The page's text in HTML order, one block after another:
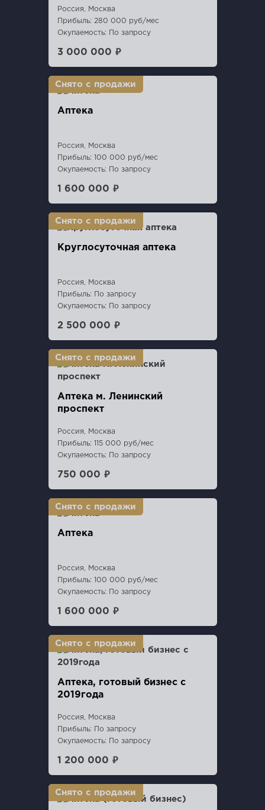
Россия, Москва
Прибыль: 280 000 руб/мес
Окупаемость: По запросу
3 000 000 ₽
Аптека
Россия, Москва
Прибыль: 100 000 руб/мес
Окупаемость: По запросу
1 600 000 ₽
Круглосуточная аптека
Россия, Москва
Прибыль: По запросу
Окупаемость: По запросу
2 500 000 ₽
Аптека м. Ленинский
проспект
Россия, Москва
Прибыль: 115 000 руб/мес
Окупаемость: По запросу
750 000 ₽
Аптека
Россия, Москва
Прибыль: 100 000 руб/мес
Окупаемость: По запросу
1 600 000 ₽
Аптека, готовый бизнес с
2019года
Россия, Москва
Прибыль: По запросу
Окупаемость: По запросу
1 200 000 ₽